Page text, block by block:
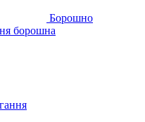
Борошно
борошна